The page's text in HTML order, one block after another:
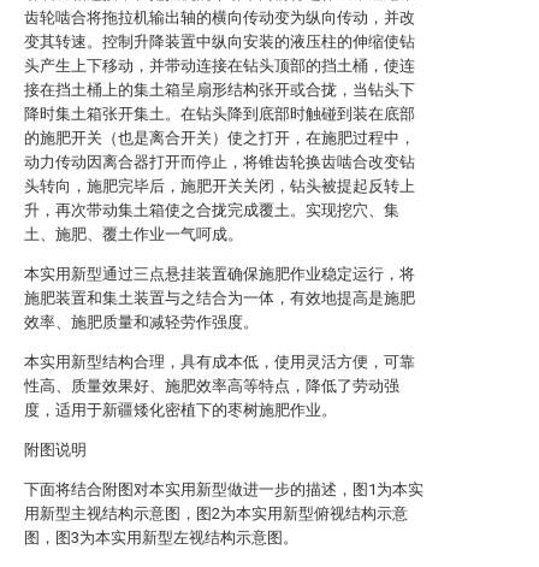
齿轮啮合将拖拉机输出轴的横向传动变为纵向传动，并改
变其转速。控制升降装置中纵向安装的液压柱的伸缩使钻
头产生上下移动，并带动连接在钻头顶部的挡土桶，使连
接在挡土桶上的集土箱呈扇形结构张开或合拢，当钻头下
降时集土箱张开集土。在钻头降到底部时触碰到装在底部
的施肥开关（也是离合开关）使之打开，在施肥过程中，
动力传动因离合器打开而停止，将锥齿轮换齿啮合改变钻
头转向，施肥完毕后，施肥开关关闭，钻头被提起反转上
升，再次带动集土箱使之合拢完成覆土。实现挖穴、集
土、施肥、覆土作业一气呵成。
本实用新型通过三点悬挂装置确保施肥作业稳定运行，将
施肥装置和集土装置与之结合为一体，有效地提高是施肥
效率、施肥质量和减轻劳作强度。
本实用新型结构合理，具有成本低，使用灵活方便，可靠
性高、质量效果好、施肥效率高等特点，降低了劳动强
度，适用于新疆矮化密植下的枣树施肥作业。
附图说明
下面将结合附图对本实用新型做进一步的描述，图1为本实
用新型主视结构示意图，图2为本实用新型俯视结构示意
图，图3为本实用新型左视结构示意图。